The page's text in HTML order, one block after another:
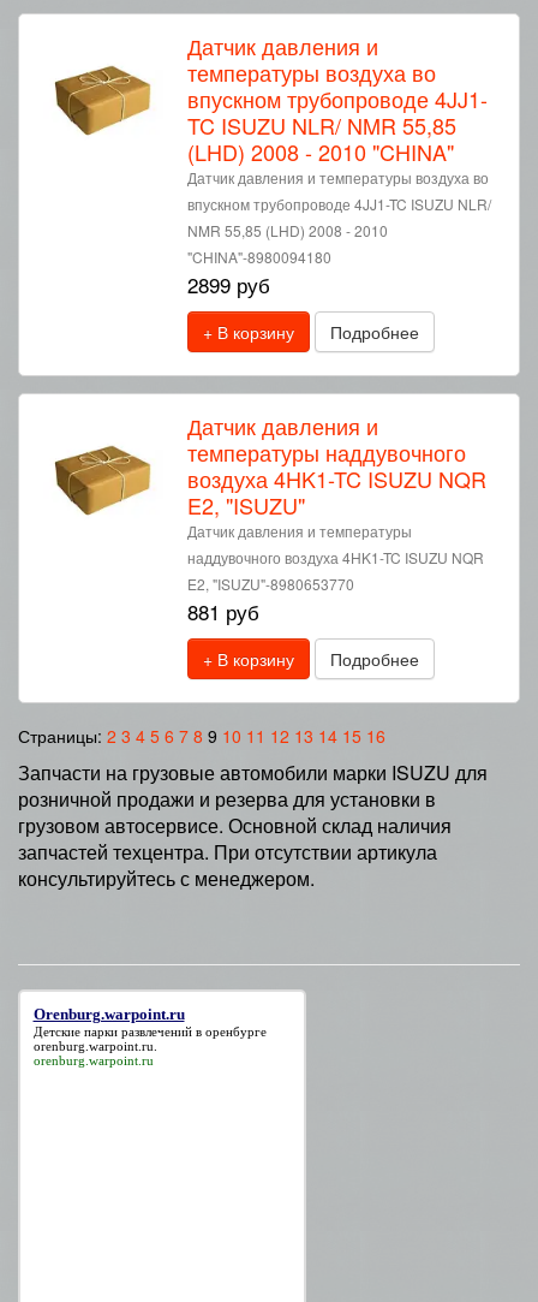
Датчик давления и
температуры воздуха во
впускном трубопроводе 4JJ1-
TC ISUZU NLR/ NMR 55,85
(LHD) 2008 - 2010 "CHINA"
Датчик давления и температуры воздуха во
впускном трубопроводе 4JJ1-TC ISUZU NLR/
NMR 55,85 (LHD) 2008 - 2010
"CHINA"-8980094180
2899 руб
+ В корзину Подробнее
Датчик давления и
температуры наддувочного
воздуха 4HK1-TC ISUZU NQR
E2, "ISUZU"
Датчик давления и температуры
наддувочного воздуха 4HK1-TC ISUZU NQR
E2, "ISUZU"-8980653770
881 руб
+ В корзину Подробнее
Страницы: 2 3 4 5 6 7 8 9 10 11 12 13 14 15 16
Запчасти на грузовые автомобили марки ISUZU для
розничной продажи и резерва для установки в
грузовом автосервисе. Основной склад наличия
запчастей техцентра. При отсутствии артикула
консультируйтесь с менеджером.
Orenburg.warpoint.ru
Детские парки развлечений в оренбурге
orenburg.warpoint.ru
orenburg.warpoint.ru